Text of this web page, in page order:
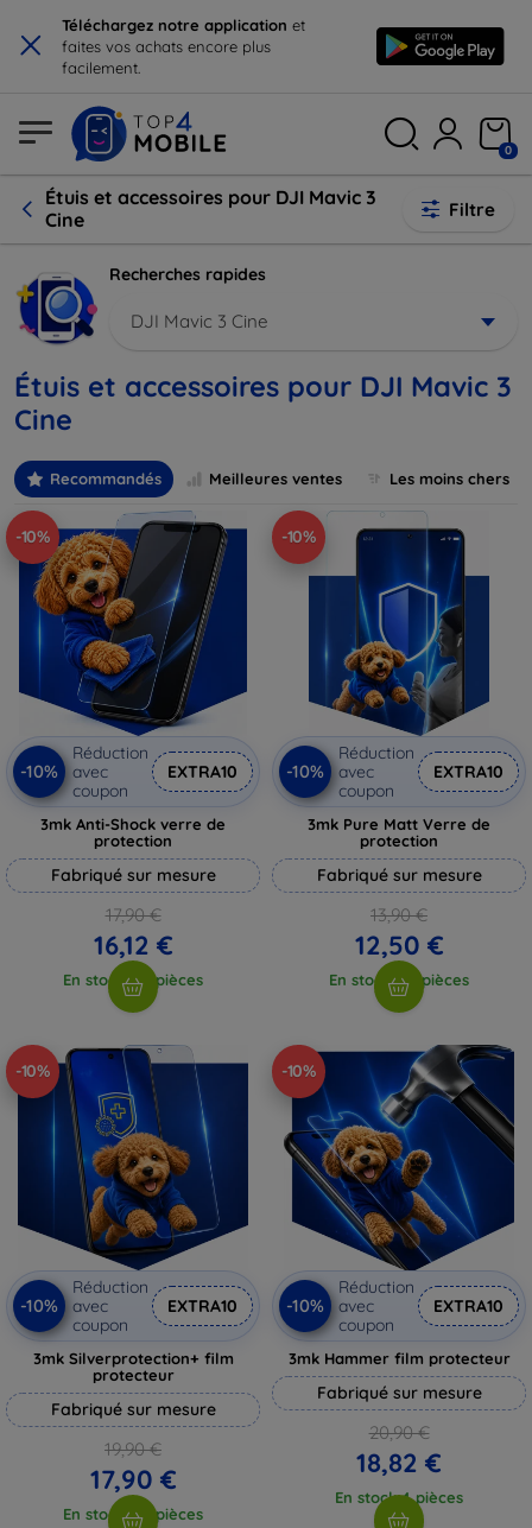
× Téléchargez notre application et
faites vos achats encore plus
facilement.
0
Étuis et accessoires pour DJI Mavic 3
Cine
Filtre
Recherches rapides
DJI Mavic 3 Cine
Étuis et accessoires pour DJI Mavic 3
Cine
Recommandés Meilleures ventes Les moins chers
-10%
-10%
Réduction
avec
coupon
EXTRA10
3mk Anti-Shock verre de
protection
Fabriqué sur mesure
17,90 €
16,12 €
En stock > 5 pièces
-10%
-10%
Réduction
avec
coupon
EXTRA10
3mk Pure Matt Verre de
protection
Fabriqué sur mesure
13,90 €
12,50 €
En stock > 5 pièces
-10%
-10%
Réduction
avec
coupon
EXTRA10
3mk Silverprotection+ film
protecteur
Fabriqué sur mesure
19,90 €
17,90 €
En stock > 5 pièces
-10%
-10%
Réduction
avec
coupon
EXTRA10
3mk Hammer film protecteur
Fabriqué sur mesure
20,90 €
18,82 €
En stock 4 pièces